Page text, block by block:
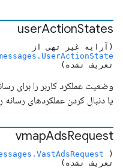
userActionStates
(آرایه غیر تهی از
تعریف نشده)
وضعیت عملکرد کاربر را برای
یا دنبال کردن عملکردهای رسانه
vmapAdsRequest
(
تعریف نشده)